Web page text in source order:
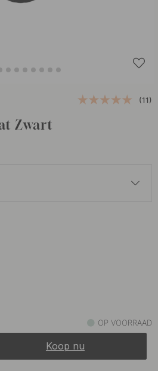
(11)
Zwart
OP VOORRAAD
Koop nu